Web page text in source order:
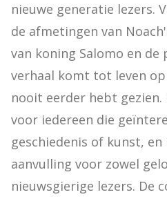
nieuwe generatie lezers.
de afmetingen van
van koning Salomo en de
verhaal komt tot leven
nooit eerder hebt
voor iedereen die
geschiedenis of kunst,
aanvulling voor zowel
nieuwsgierige lezers. De